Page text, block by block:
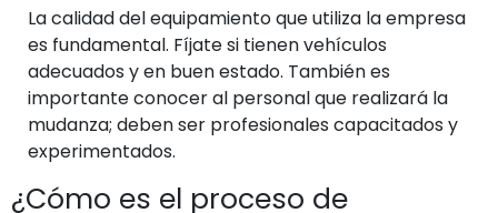
La calidad del equipamiento que utiliza la empresa
es fundamental. Fíjate si tienen vehículos
adecuados y en buen estado. También es
importante conocer al personal que realizará la
mudanza; deben ser profesionales capacitados y
experimentados.
¿Cómo es el proceso de